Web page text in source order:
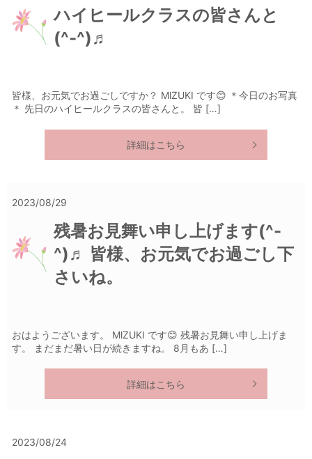
ハイヒールクラスの皆さんと
(^-^)♬
皆様、お元気でお過ごしですか？ MlZUKI です😊 ＊今日のお写真
＊ 先日のハイヒールクラスの皆さんと。 皆 […]
詳細はこちら
2023/08/29
残暑お見舞い申し上げます(^-
^)♬ 皆様、お元気でお過ごし下
さいね。
おはようございます。 MlZUKI です😊 残暑お見舞い申し上げま
す。 まだまだ暑い日が続きますね。 8月もあ […]
詳細はこちら
2023/08/24